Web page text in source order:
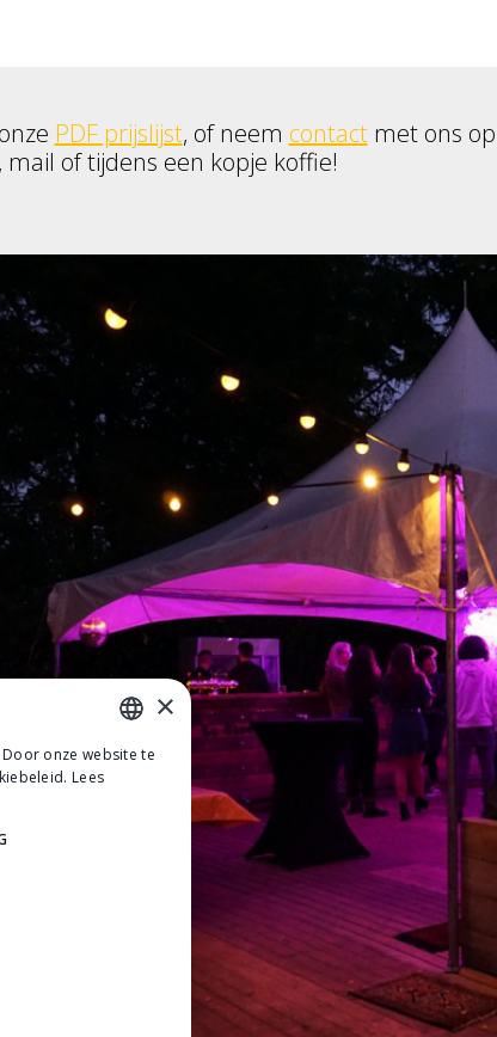
PDF prijslijst, of neem contactmet ons
of tijdens een kopje koffie!
×
onze website te
Lees